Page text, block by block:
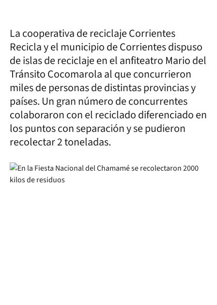
La cooperativa de reciclaje Corrientes
Recicla y el municipio de Corrientes dispuso
de islas de reciclaje en el anfiteatro Mario del
Tránsito Cocomarola al que concurrieron
miles de personas de distintas provincias y
países. Un gran número de concurrentes
colaboraron con el reciclado diferenciado en
los puntos con separación y se pudieron
recolectar 2 toneladas.